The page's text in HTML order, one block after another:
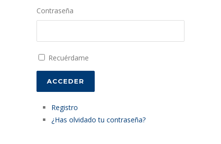
Contraseña
Recuérdame
ACCEDER
Registro
¿Has olvidado tu contraseña?